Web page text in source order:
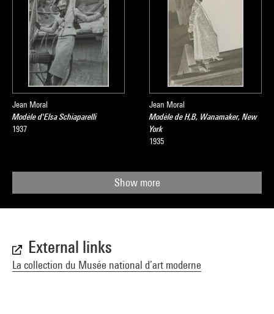
Jean Moral
Modèle d'Elsa Schiaparelli
1937
Jean Moral
Modèle de H,B, Wanamaker, New
York
1935
Show more
External links
La collection du Musée national d’art moderne